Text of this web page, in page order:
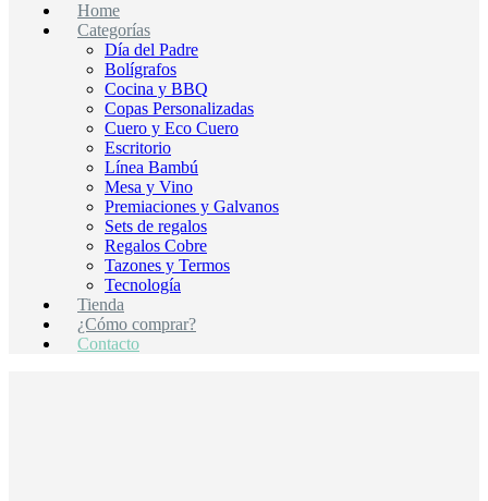
Home
Categorías
Día del Padre
Bolígrafos
Cocina y BBQ
Copas Personalizadas
Cuero y Eco Cuero
Escritorio
Línea Bambú
Mesa y Vino
Premiaciones y Galvanos
Sets de regalos
Regalos Cobre
Tazones y Termos
Tecnología
Tienda
¿Cómo comprar?
Contacto